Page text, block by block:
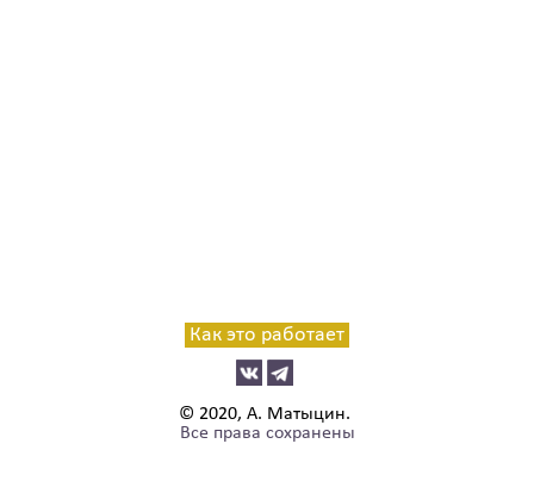
Как это работает
© 2020, А. Матыцин.
Все права сохранены